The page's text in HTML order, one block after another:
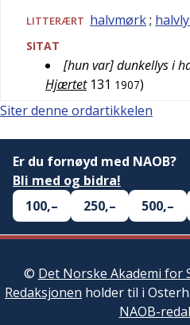
LITTERÆRT halvmørk;
SITAT
[hun var] dunkellys i
Hjærtet 131 1907)
Siter denne ordartikkelen
Er du fornøyd med NAOB?
Bli med og bidra!
100,–
250,– 500,–
© Det Norske Akademi for
Redaksjonen holder til i
NAOB-